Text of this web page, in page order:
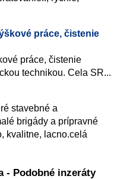
práce, čistenie
práce, čistenie
technikou. Cela SR...
stavebné a
brigády a prípravné
kvalitne, lacno.celá
- Podobné inzeráty